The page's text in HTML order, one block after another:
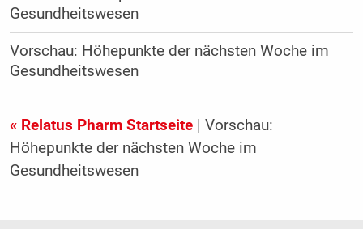
Gesundheitswesen
Vorschau: Höhepunkte der nächsten Woche im
Gesundheitswesen
« Relatus Pharm Startseite| Vorschau:
Höhepunkte der nächsten Woche im
Gesundheitswesen